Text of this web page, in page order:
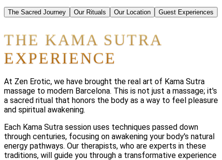
The Sacred Journey Our Rituals Our Location Guest Experiences
THE KAMA SUTRA
EXPERIENCE
At Zen Erotic, we have brought the real art of Kama Sutra
massage to modern Barcelona. This is not just a massage; it's
a sacred ritual that honors the body as a way to feel pleasure
and spiritual awakening.
Each Kama Sutra session uses techniques passed down
through centuries, focusing on awakening your body's natural
energy pathways. Our therapists, who are experts in these
traditions, will guide you through a transformative experience